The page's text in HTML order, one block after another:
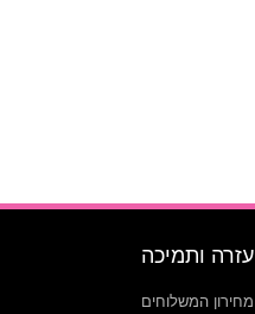
עזרה ותמיכה
מחירון המשלוחים